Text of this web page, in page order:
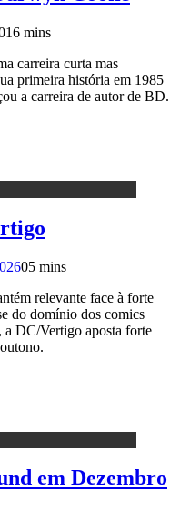
16 mins
carreira curta mas
primeira história em 1985
a carreira de autor de BD.
05 mins
relevante face à forte
do domínio dos comics
DC/Vertigo aposta forte
em Dezembro